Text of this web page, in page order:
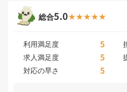
総合5.0
利用満足度 5
求人満足度 5
対応の早さ 5